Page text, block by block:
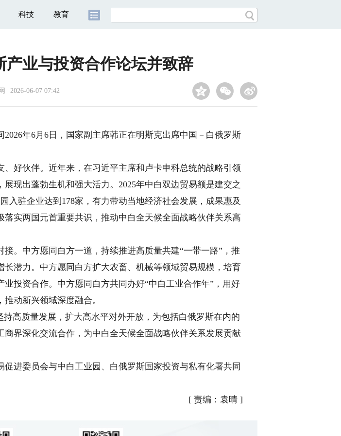
科技 教育
业与投资合作论坛并致辞
2026-06-07 07:42
年6月6日，国家副主席韩正在明斯克出席中国－白俄罗斯
伙伴。近年来，在习近平主席和卢卡申科总统的战略引领
现出蓬勃生机和强大活力。2025年中白双边贸易额是建交之
入驻企业达到178家，有力带动当地经济社会发展，成果惠及
实两国元首重要共识，推动中白全天候全面战略伙伴关系高
中方愿同白方一道，持续推进高质量共建“一带一路”，推
潜力。中方愿同白方扩大农畜、机械等领域贸易规模，培育
投资合作。中方愿同白方共同办好“中白工业合作年”，用好
动新兴领域深度融合。
高质量发展，扩大高水平对外开放，为包括白俄罗斯在内的
界深化交流合作，为中白全天候全面战略伙伴关系发展贡献
委员会与中白工业园、白俄罗斯国家投资与私有化署共同
[ 责编：袁晴 ]